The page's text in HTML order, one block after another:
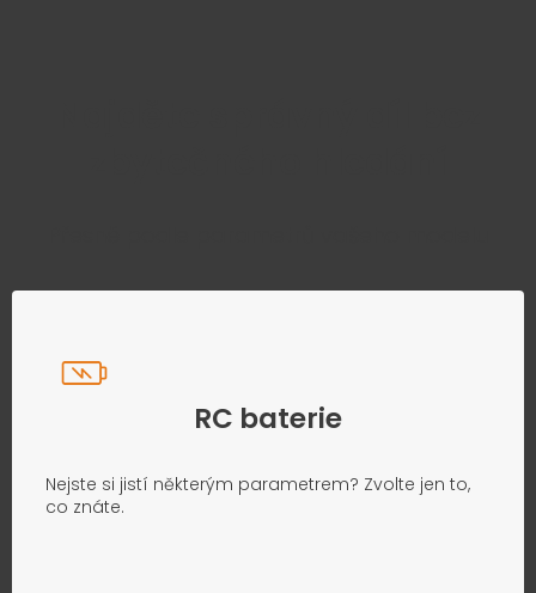
RC baterie
Nejste si jistí některým parametrem? Zvolte jen to,
co znáte.